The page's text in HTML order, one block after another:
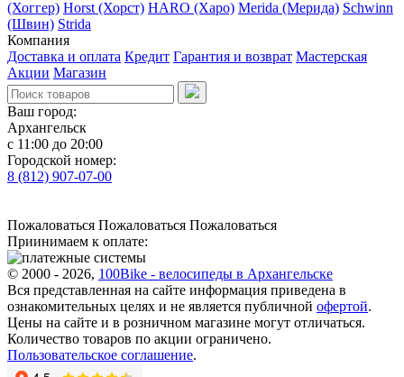
(Хоггер) Horst (Хорст) HARO (Харо) Merida (Мерида) Schwinn
(Швин) Strida
Компания
Доставка и оплата Кредит Гарантия и возврат Мастерская
Акции Магазин
Ваш город:
Архангельск
с 11:00 до 20:00
Городской номер:
8 (812) 907-07-00
Пожаловаться Пожаловаться Пожаловаться
Приинимаем к оплате:
© 2000 - 2026, 100Bike - велосипеды в Архангельске
Вся представленная на сайте информация приведена в
ознакомительных целях и не является публичной офертой.
Цены на сайте и в розничном магазине могут отличаться.
Количество товаров по акции ограничено.
Пользовательское соглашение.